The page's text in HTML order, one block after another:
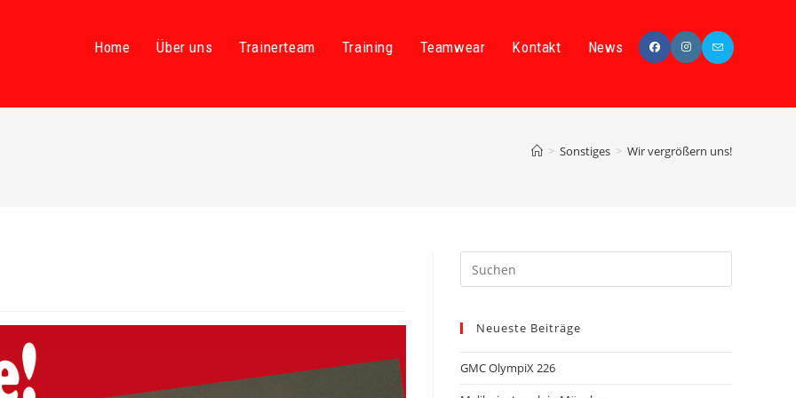
Home Über uns Trainerteam Training Teamwear Kontakt News
> Sonstiges > Wir vergrößern uns!
Neueste Beiträge
GMC OlympiX 226